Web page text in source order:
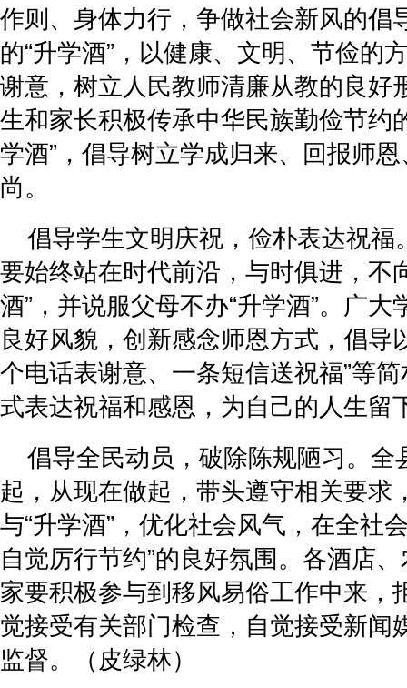
作则、身体力行，争做社会新风的倡
的“升学酒”，以健康、文明、节俭的
谢意，树立人民教师清廉从教的良好
生和家长积极传承中华民族勤俭节约
学酒”，倡导树立学成归来、回报师
尚。
倡导学生文明庆祝，俭朴表达祝福
要始终站在时代前沿，与时俱进，不
酒”，并说服父母不办“升学酒”。广
良好风貌，创新感念师恩方式，倡导
个电话表谢意、一条短信送祝福”等
式表达祝福和感恩，为自己的人生留
倡导全民动员，破除陈规陋习。全
起，从现在做起，带头遵守相关要求
与“升学酒”，优化社会风气，在全社
自觉厉行节约”的良好氛围。各酒店
家要积极参与到移风易俗工作中来，
觉接受有关部门检查，自觉接受新闻
监督。（皮绿林）